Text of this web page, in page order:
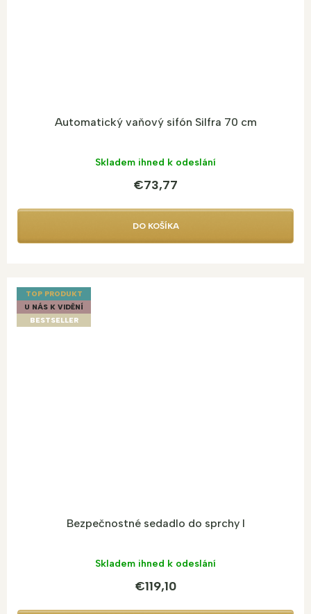
Automatický vaňový sifón Silfra 70 cm
Skladem ihned k odeslání
€73,77
DO KOŠÍKA
TOP PRODUKT
U NÁS K VIDĚNÍ
BESTSELLER
Bezpečnostné sedadlo do sprchy I
Skladem ihned k odeslání
€119,10